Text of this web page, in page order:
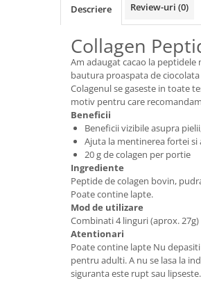
Descriere Review-uri (0)
Collagen
Am adaugat cacao la
bautura proaspata de
Colagenul se gaseste in toate
motiv pentru care
Beneficii
Beneficii vizibile asupra
Ajuta la mentinerea fortei si
20 g de colagen per portie
Ingrediente
Peptide de colagen bovin,
Poate contine lapte.
Mod de utilizare
Combinati 4 linguri (aprox.
Atentionari
Poate contine lapte Nu
pentru adulti. A nu se lasa la
siguranta este rupt sau lipseste.